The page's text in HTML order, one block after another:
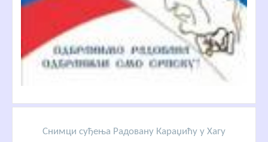
Снимци суђења Радовану Караџићу у Хагу